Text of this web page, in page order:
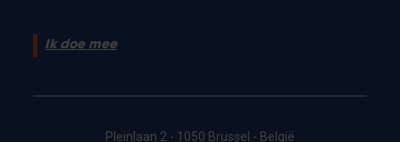
Ik doe mee
Pleinlaan 2 - 1050 Brussel - België